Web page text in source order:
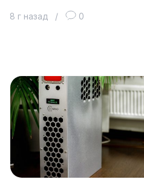
8 г назад / 0